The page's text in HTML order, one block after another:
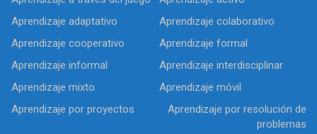
Aprendizaje adaptativo
Aprendizaje colaborativo
Aprendizaje cooperativo
Aprendizaje formal
Aprendizaje informal
Aprendizaje interdisciplinar
Aprendizaje mixto
Aprendizaje móvil
Aprendizaje por proyectos
Aprendizaje por resolución de
problemas